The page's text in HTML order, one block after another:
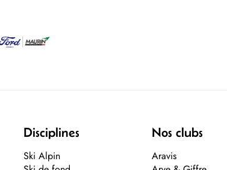
Disciplines
Ski Alpin
Nos clubs
Aravis